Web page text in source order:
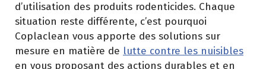
d’utilisation des produits rodenticides. Chaque
situation reste différente, c’est pourquoi
Coplaclean vous apporte des solutions sur
mesure en matière de lutte contre les nuisibles
en vous proposant des actions durables et en